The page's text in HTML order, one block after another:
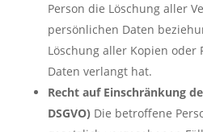
Person die Löschung aller
persönlichen Daten
Löschung aller Kopien
Daten verlangt hat.
Recht auf Einschränkung
DSGVO) Die betroffene